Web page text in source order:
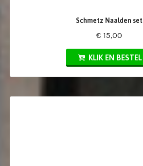
Schmetz Naalden set
€ 15,00
KLIK EN BESTEL